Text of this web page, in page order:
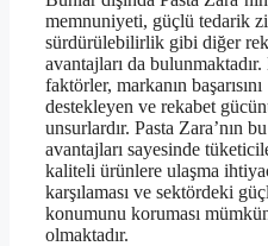
memnuniyeti, güçlü tedarik
sürdürülebilirlik gibi diğer
avantajları da bulunmaktadır.
faktörler, markanın başarısını
destekleyen ve rekabet
unsurlardır. Pasta Zara’nın
avantajları sayesinde
kaliteli ürünlere ulaşma
karşılaması ve sektördeki
konumunu koruması
olmaktadır.